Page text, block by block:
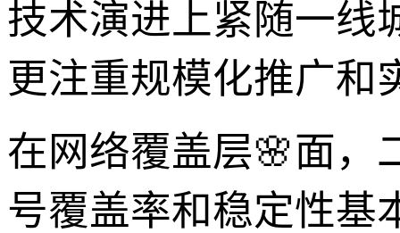
技术演进上紧随一线
更注重规模化推广和
在网络覆盖层🌸面，
号覆盖率和稳定性基